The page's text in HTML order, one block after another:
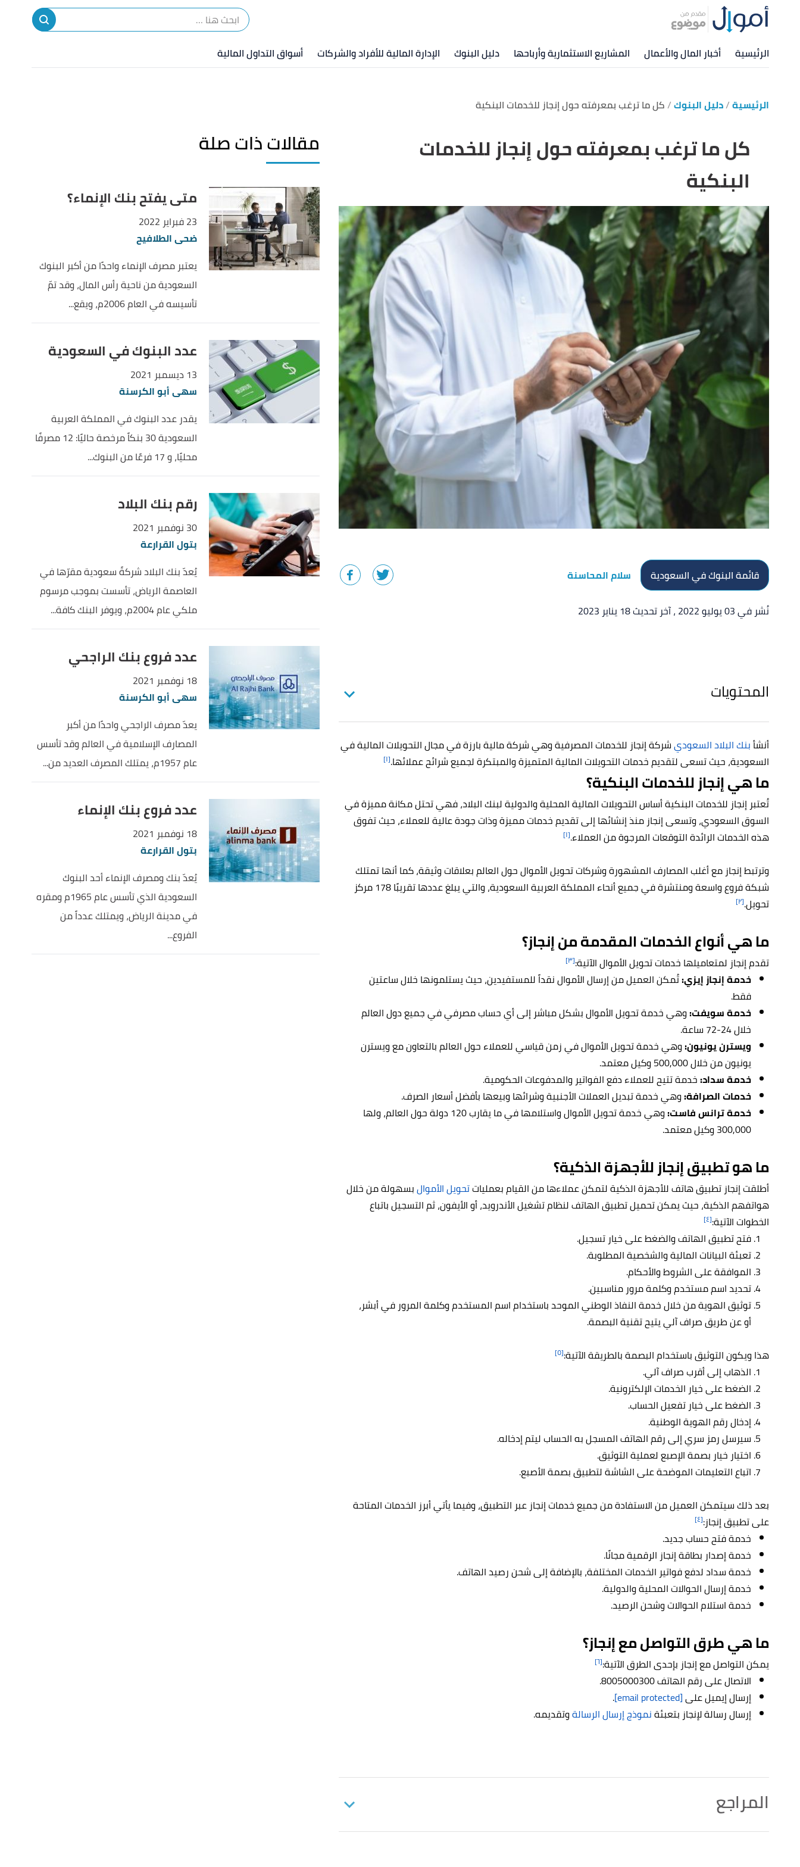
الرئيسية أخبار المال والأعمال المشاريع الاستثمارية وأرباحها دليل البنوك الإدارة المالية للأفراد والشركات أسواق التداول المالية
الرئيسية دليل البنوك كل ما ترغب بمعرفته حول إنجاز للخدمات البنكية
كل ما ترغب بمعرفته حول إنجاز للخدمات
البنكية
قائمة البنوك في السعودية
سلام المحاسنة
نُشر في 03 يوليو 2022
، آخر تحديث 18 يناير 2023
المحتويات
أنشأبنك البلاد السعوديشركة إنجاز للخدمات المصرفية وهي شركة مالية بارزة في مجال التحويلات المالية في
السعودية، حيث تسعى لتقديم خدمات التحويلات المالية المتميزة والمبتكرة لجميع شرائح عملائها.[١]
ما هي إنجاز للخدمات البنكية؟
تُعتبر إنجاز للخدمات البنكية أساس التحويلات المالية المحلية والدولية لبنك البلاد، فهي تحتل مكانة مميزة في
السوق السعودي، وتسعى إنجاز منذ إنشائها إلى تقديم خدمات مميزة وذات جودة عالية للعملاء، حيث تفوق
هذه الخدمات الرائدة التوقعات المرجوة من العملاء.[١]
وترتبط إنجاز مع أغلب المصارف المشهورة وشركات تحويل الأموال حول العالم بعلاقات وثيقة، كما أنها تمتلك
شبكة فروع واسعة ومنتشرة في جميع أنحاء المملكة العربية السعودية، والتي يبلغ عددها تقريبًا 178 مركز
تحويل.[٢]
ما هي أنواع الخدمات المقدمة من إنجاز؟
تقدم إنجاز لمتعاميلها خدمات تحويل الأموال الآتية:[٣]
خدمة إنجاز إيزي:تُمكن العميل من إرسال الأموال نقداً للمستفيدين، حيث يستلمونها خلال ساعتين
فقط.
خدمةسويفت:وهي خدمة تحويل الأموال بشكل مباشر إلى أي حساب مصرفي في جميع دول العالم
خلال 24-72 ساعة.
ويسترن يونيون:وهي خدمة تحويل الأموال في زمن قياسي للعملاء حول العالم بالتعاون مع ويسترن
يونيون من خلال 500,000 وكيل معتمد.
خدمة سداد:خدمة تتيح للعملاء دفع الفواتير والمدفوعات الحكومية.
خدمات الصرافة:وهي خدمة تبديل العملات الأجنبية وشرائها وبيعها بأفضل أسعار الصرف.
خدمة ترانس فاست:
وهي خدمة تحويل الأموال واستلامها في ما يقارب 120 دولة حول العالم، ولها
300,000 وكيل معتمد.
ما هو تطبيق إنجاز للأجهزة الذكية؟
أطلقت إنجاز تطبيق هاتف للأجهزة الذكية لتمكن عملاءها من القيام بعملياتتحويل الأموالبسهولة من خلال
هواتفهم الذكية، حيث يمكن تحميل تطبيق الهاتف لنظام تشغيل الأندرويد، أو الأيفون، ثم التسجيل باتباع
الخطوات الآتية:[٤]
فتح تطبيق الهاتف والضغط على خيار تسجيل.
تعبئة البيانات المالية والشخصية المطلوبة.
الموافقة على الشروط والأحكام.
تحديد اسم مستخدم وكلمة مرور مناسبين.
توثيق الهوية من خلال خدمة النفاذ الوطني الموحد باستخدام اسم المستخدم وكلمة المرور في أبشر،
أو عن طريق صراف آلي يتيح تقنية البصمة.
هذا ويكون التوثيق باستخدام البصمة بالطريقة الآتية:[٥]
الذهاب إلى أقرب صراف آلي.
الضغط على خيار الخدمات الإلكترونية.
الضغط على خيار تفعيل الحساب.
إدخال رقم الهوية الوطنية.
سيرسل رمز سري إلى رقم الهاتف المسجل به الحساب ليتم إدخاله.
اختيار خيار بصمة الإصبع لعملية التوثيق.
اتباع التعليمات الموضحة على الشاشة لتطبيق بصمة الأصبع.
بعد ذلك سيتمكن العميل من الاستفادة من جميع خدمات إنجاز عبر التطبيق، وفيما يأتي أبرز الخدمات المتاحة
على تطبيق إنجاز:[٤]
خدمة فتح حساب جديد.
خدمة إصدار بطاقة إنجاز الرقمية مجانًا.
خدمة سداد لدفع فواتير الخدمات المختلفة، بالإضافة إلى شحن رصيد الهاتف.
خدمة إرسال الحوالات المحلية والدولية.
خدمة استلام الحوالات وشحن الرصيد.
ما هي طرق التواصل مع إنجاز؟
يمكن التواصل مع إنجاز بإحدى الطرق الآتية:[٦]
الاتصال على رقم الهاتف 8005000300.
إرسال إيميل على[email protected]
.
إرسال رسالة لإنجاز بتعبئةنموذج إرسال الرسالةوتقديمه.
المراجع
مقالات ذات صلة
متى يفتح بنك الإنماء؟
23 فبراير 2022
ضحى الطلافيح
يعتبر مصرف الإنماء واحدًا من أكبر البنوك
السعودية من ناحية رأس المال، وقد تمّ
تأسيسه في العام 2006م، ويقع...
عدد البنوك في السعودية
13 ديسمبر 2021
سهى أبو الكرسنة
يقدر عدد البنوك في المملكة العربية
السعودية 30 بنكاً مرخصة حاليًا: 12 مصرفًا
محليًا، و 17 فرعًا من البنوك...
رقم بنك البلاد
30 نوفمبر 2021
بتول القرارعة
يُعدّ بنك البلاد شركةً سعودية مقرّها في
العاصمة الرياض، تأسست بموجب مرسوم
ملكي عام 2004م، ويوفر البنك كافة...
عدد فروع بنك الراجحي
18 نوفمبر 2021
سهى أبو الكرسنة
يعدّ مصرف الراجحي واحدًا من أكبر
المصارف الإسلامية في العالم وقد تأسس
عام 1957م، يمتلك المصرف العديد من...
عدد فروع بنك الإنماء
18 نوفمبر 2021
بتول القرارعة
يُعدّ بنك ومصرف الإنماء أحد البنوك
السعودية الذي تأسس عام 1965م ومقره
في مدينة الرياض، ويمتلك عدداً من
الفروع...